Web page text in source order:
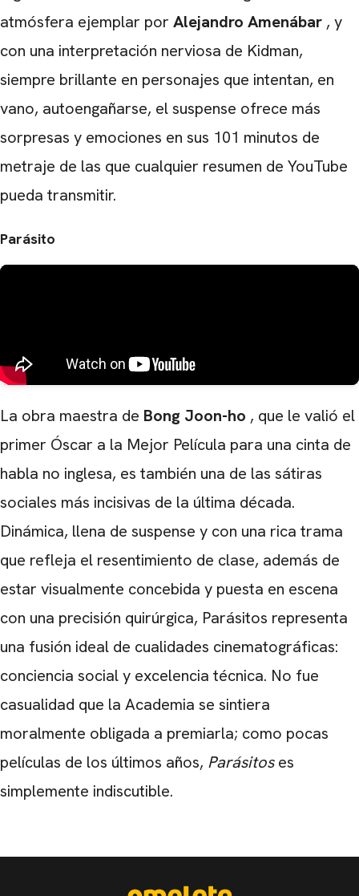
atmósfera ejemplar por Alejandro Amenábar , y
con una interpretación nerviosa de Kidman,
siempre brillante en personajes que intentan, en
vano, autoengañarse, el suspense ofrece más
sorpresas y emociones en sus 101 minutos de
metraje de las que cualquier resumen de YouTube
pueda transmitir.
Parásito
La obra maestra de Bong Joon-ho , que le valió el
primer Óscar a la Mejor Película para una cinta de
habla no inglesa, es también una de las sátiras
sociales más incisivas de la última década.
Dinámica, llena de suspense y con una rica trama
que refleja el resentimiento de clase, además de
estar visualmente concebida y puesta en escena
con una precisión quirúrgica, Parásitos representa
una fusión ideal de cualidades cinematográficas:
conciencia social y excelencia técnica. No fue
casualidad que la Academia se sintiera
moralmente obligada a premiarla; como pocas
películas de los últimos años, Parásitoses
simplemente indiscutible.